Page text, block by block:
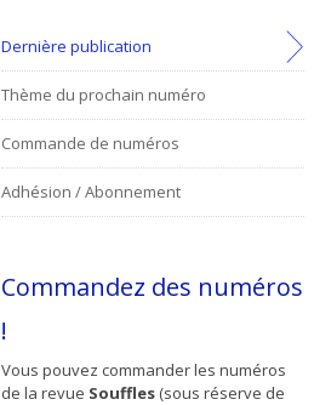
Dernière publication
Thème du prochain numéro
Commande de numéros
Adhésion / Abonnement
Commandez des numéros
!
Vous pouvez commander les numéros
de la revue Souffles (sous réserve de